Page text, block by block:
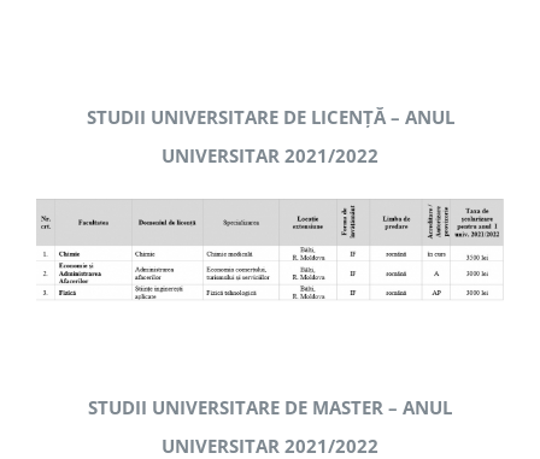
STUDII UNIVERSITARE DE LICENȚĂ – ANUL
UNIVERSITAR 2021/2022
STUDII UNIVERSITARE DE MASTER – ANUL
UNIVERSITAR 2021/2022